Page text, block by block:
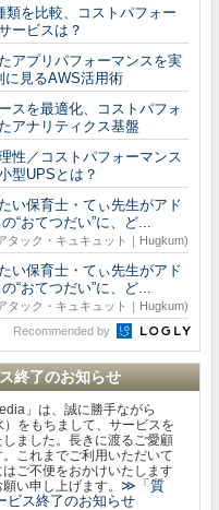
類を比較、コストパフォー
ービスは？
アプリパフォーマンスを実
に見るAWS活用術
スを最適化、コストパフォ
アナリティクス基盤
性／コストパフォーマンス
型UPSとは？
い保育士・てぃ先生がアド
“おてつだい”に、ど...
タック・キュキュット｜Hugkum)
い保育士・てぃ先生がアド
“おてつだい”に、ど...
タック・キュキュット｜Hugkum)
Recommended by
終了のお知らせ
」は、誠に勝手ながら
をもちまして、サービスを
ました。長きに渡るご愛顧
これまでご利用いただいて
ご不便をおかけいたします
い申し上げます。 ≫「質
ビス終了のお知らせ